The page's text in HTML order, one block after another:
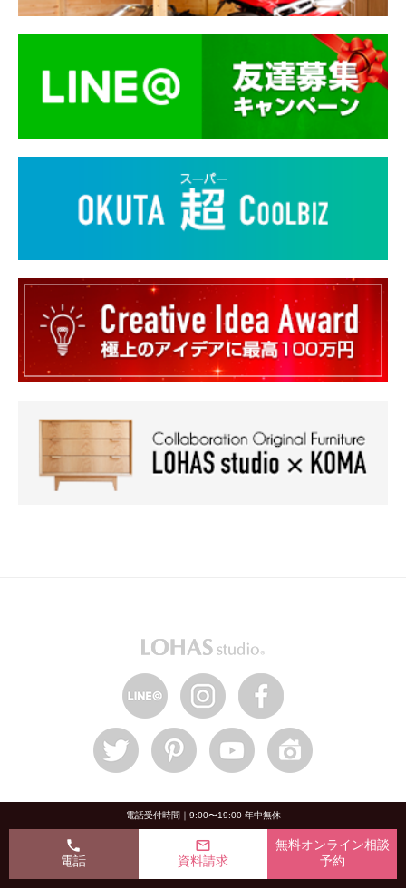
LOHAS studioについて
電話受付時間｜9:00〜19:00 年中無休
phone
電話
mail_outline
資料請求
無料オンライン相談
予約